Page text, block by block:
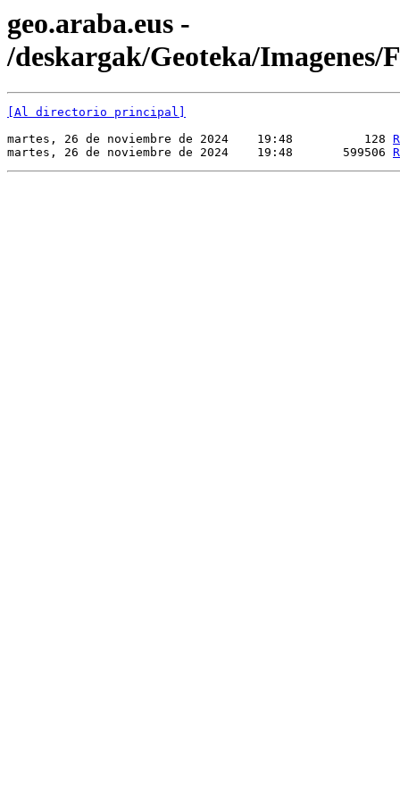
geo.araba.eus -
/deskargak/Geoteka/Imagenes/
[Al directorio principal]
martes, 26 de noviembre de 2024    19:48          128
martes, 26 de noviembre de 2024    19:48       599506